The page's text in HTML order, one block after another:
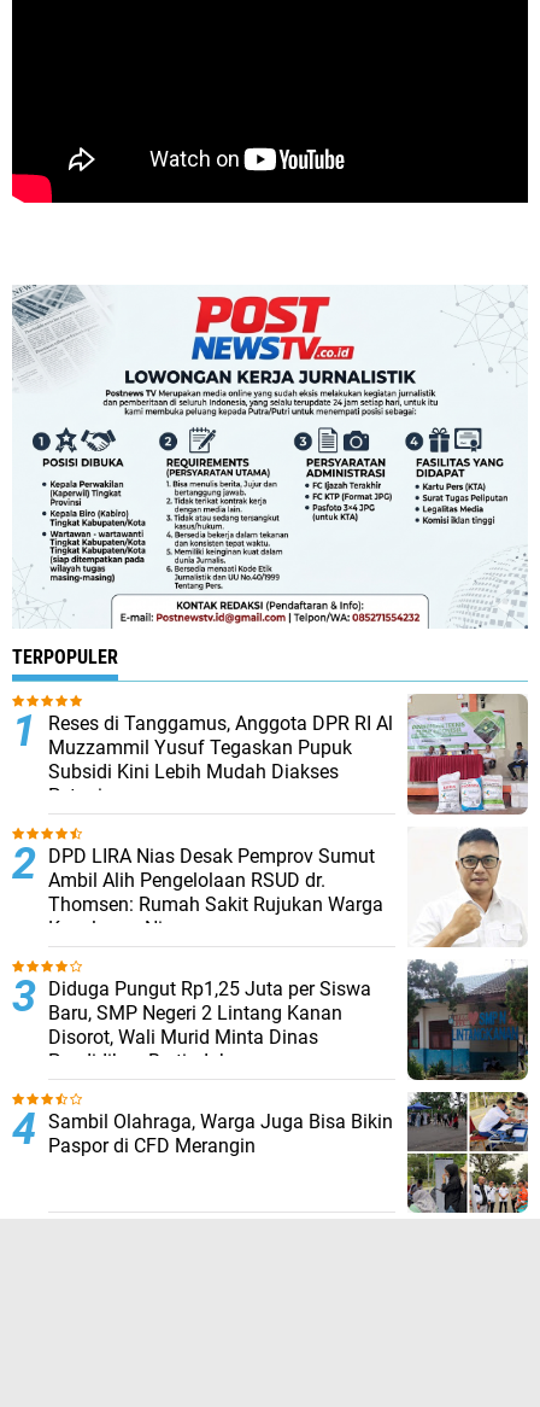
TERPOPULER
Reses di Tanggamus, Anggota DPR RI Al
Muzzammil Yusuf Tegaskan Pupuk
Subsidi Kini Lebih Mudah Diakses
Petani
DPD LIRA Nias Desak Pemprov Sumut
Ambil Alih Pengelolaan RSUD dr.
Thomsen: Rumah Sakit Rujukan Warga
Kepulauan Nias
Diduga Pungut Rp1,25 Juta per Siswa
Baru, SMP Negeri 2 Lintang Kanan
Disorot, Wali Murid Minta Dinas
Pendidikan Bertindak
Sambil Olahraga, Warga Juga Bisa Bikin
Paspor di CFD Merangin